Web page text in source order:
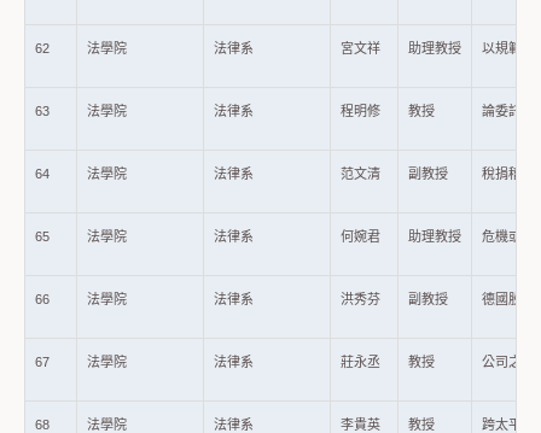
62 法學院 法律系 宮文祥 助理教授 以規範手
63 法學院 法律系 程明修 教授 論委託私
64 法學院 法律系 范文清 副教授 稅捐稽徵
65 法學院 法律系 何婉君 助理教授 危機或轉
66 法學院 法律系 洪秀芬 副教授 德國股權
67 法學院 法律系 莊永丞 教授 公司之財
68 法學院 法律系 李貴英 教授 跨太平洋